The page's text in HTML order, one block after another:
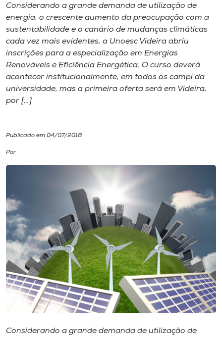
I.nova
Diplomados
Cultura
Biblioteca
Editora
Rádio
Museu
Unoesc
Store
Considerando a grande demanda de utilização de
energia, o crescente aumento da preocupação com a
sustentabilidade e o canário de mudanças climáticas
cada vez mais evidentes, a Unoesc Videira abriu
inscrições para a especialização em Energias
Renováveis e Eficiência Energética. O curso deverá
acontecer institucionalmente, em todos os campi da
universidade, mas a primeira oferta será em Videira,
por […]
Publicado em 04/07/2018
Por
Considerando a grande demanda de utilização de